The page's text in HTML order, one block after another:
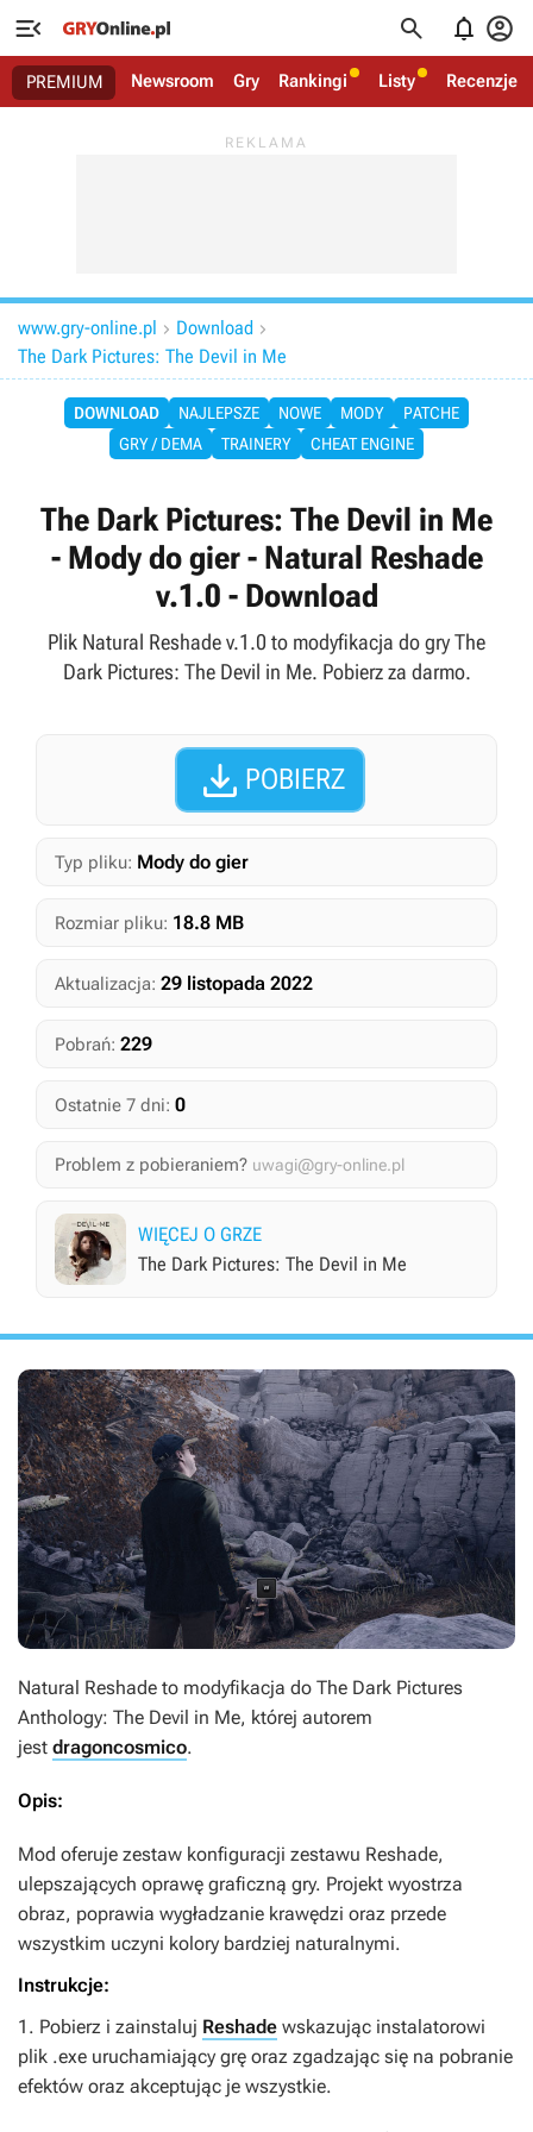
   
PREMIUM Newsroom Gry Rankingi Listy Recenzje
www.gry-online.pl  Download 
The Dark Pictures: The Devil in Me
DOWNLOAD NAJLEPSZE NOWE MODY
PATCHE
GRY / DEMA
TRAINERY CHEAT ENGINE
The Dark Pictures: The Devil in Me
- Mody do gier - Natural Reshade
v.1.0 - Download
Plik Natural Reshade v.1.0 to modyfikacja do gry The
Dark Pictures: The Devil in Me. Pobierz za darmo.
 POBIERZ
Typ pliku: Mody do gier
Rozmiar pliku: 18.8 MB
Aktualizacja: 29 listopada 2022
Pobrań: 229
Ostatnie 7 dni: 0
Problem z pobieraniem? uwagi@gry-online.pl
WIĘCEJ O GRZE
The Dark Pictures: The Devil in Me
Natural Reshade to modyfikacja do The Dark Pictures
Anthology: The Devil in Me, której autorem
jest dragoncosmico.
Opis:
Mod oferuje zestaw konfiguracji zestawu Reshade,
ulepszających oprawę graficzną gry. Projekt wyostrza
obraz, poprawia wygładzanie krawędzi oraz przede
wszystkim uczyni kolory bardziej naturalnymi.
Instrukcje:
1. Pobierz i zainstaluj Reshade wskazując instalatorowi
plik .exe uruchamiający grę oraz zgadzając się na pobranie
efektów oraz akceptując je wszystkie.